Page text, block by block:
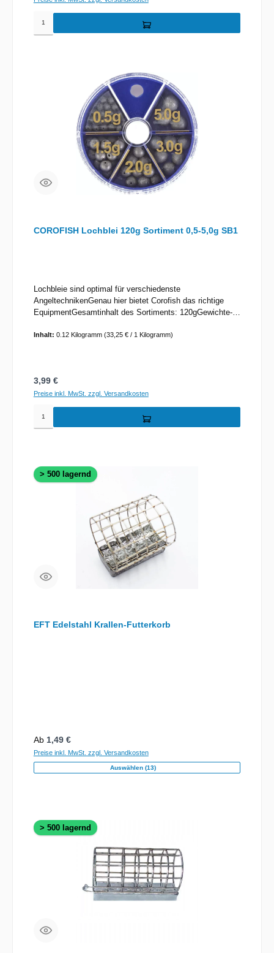
COROFISH Lochblei 120g Sortiment 0,5-5,0g SB1
Lochbleie sind optimal für verschiedenste
AngeltechnikenGenau hier bietet Corofish das richtige
EquipmentGesamtinhalt des Sortiments: 120gGewichte-
Inhalt: 0.12 Kilogramm (33,25 € / 1 Kilogramm)
Regulärer Preis:
3,99 €
Preise inkl. MwSt. zzgl. Versandkosten
> 500 lagernd
EFT Edelstahl Krallen-Futterkorb
Regulärer Preis:
Ab 1,49 €
Preise inkl. MwSt. zzgl. Versandkosten
Auswählen (13)
> 500 lagernd